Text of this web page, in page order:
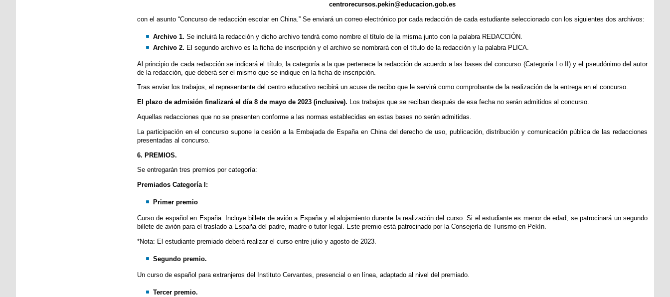
centrorecursos.pekin@educacion.gob.es
con el asunto “Concurso de redacción escolar en China.” Se enviará un correo electrónico por cada redacción de cada estudiante seleccionado con los siguientes dos archivos:
Archivo 1. Se incluirá la redacción y dicho archivo tendrá como nombre el título de la misma junto con la palabra REDACCIÓN.
Archivo 2. El segundo archivo es la ficha de inscripción y el archivo se nombrará con el título de la redacción y la palabra PLICA.
Al principio de cada redacción se indicará el título, la categoría a la que pertenece la redacción de acuerdo a las bases del concurso (Categoría I o II) y el pseudónimo del autor
de la redacción, que deberá ser el mismo que se indique en la ficha de inscripción.
Tras enviar los trabajos, el representante del centro educativo recibirá un acuse de recibo que le servirá como comprobante de la realización de la entrega en el concurso.
El plazo de admisión finalizará el día 8 de mayo de 2023 (inclusive). Los trabajos que se reciban después de esa fecha no serán admitidos al concurso.
Aquellas redacciones que no se presenten conforme a las normas establecidas en estas bases no serán admitidas.
La participación en el concurso supone la cesión a la Embajada de España en China del derecho de uso, publicación, distribución y comunicación pública de las redacciones
presentadas al concurso.
6. PREMIOS.
Se entregarán tres premios por categoría:
Premiados Categoría I:
Primer premio
Curso de español en España. Incluye billete de avión a España y el alojamiento durante la realización del curso. Si el estudiante es menor de edad, se patrocinará un segundo
billete de avión para el traslado a España del padre, madre o tutor legal. Este premio está patrocinado por la Consejería de Turismo en Pekín.
*Nota: El estudiante premiado deberá realizar el curso entre julio y agosto de 2023.
Segundo premio.
Un curso de español para extranjeros del Instituto Cervantes, presencial o en línea, adaptado al nivel del premiado.
Tercer premio.